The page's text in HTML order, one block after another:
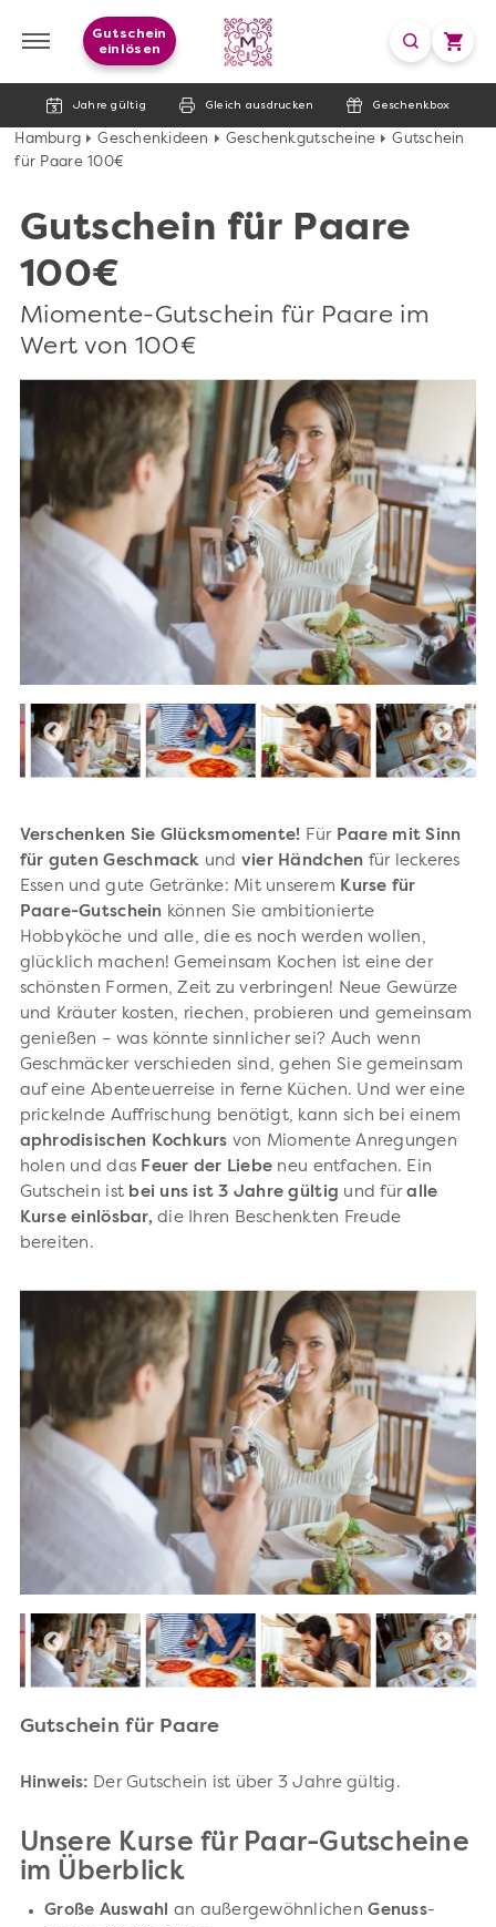
Jahre gültig Gleich ausdrucken Geschenkbox
Gutschein
einlösen
Hamburg Geschenkideen Geschenkgutscheine
Gutschein
für Paare 100€
Gutschein für Paare
100€
Miomente-Gutschein für Paare im
Wert von 100€
Verschenken Sie Glücksmomente! Für Paare mit Sinn
für guten Geschmack und vier Händchen für leckeres
Essen und gute Getränke: Mit unserem Kurse für
Paare-Gutschein können Sie ambitionierte
Hobbyköche und alle, die es noch werden wollen,
glücklich machen!Gemeinsam Kochen ist eine der
schönsten Formen, Zeit zu verbringen! Neue Gewürze
und Kräuter kosten, riechen, probieren und gemeinsam
genießen – was könnte sinnlicher sei? Auch wenn
Geschmäcker verschieden sind, gehen Sie gemeinsam
auf eine Abenteuerreise in ferne Küchen. Und wer eine
prickelnde Auffrischung benötigt, kann sich bei einem
aphrodisischen Kochkurs von Miomente Anregungen
holen und das Feuer der Liebe neu entfachen. Ein
Gutschein ist bei uns ist 3 Jahre gültig und füralle
Kurse einlösbar, die Ihren Beschenkten Freude
bereiten.
Gutschein für Paare
Hinweis: Der Gutschein ist über 3 Jahre gültig.
Unsere Kurse für Paar-Gutscheine
im Überblick
Große Auswahl an außergewöhnlichenGenuss-